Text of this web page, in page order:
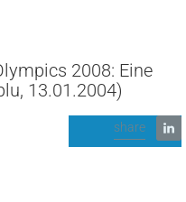
2008: Eine
13.01.2004)
share